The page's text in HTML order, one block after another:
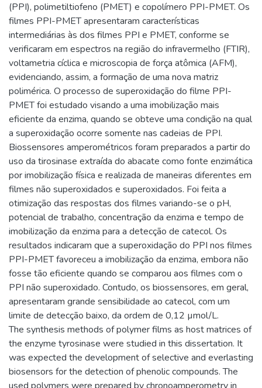
(PPI), polimetiltiofeno (PMET) e copolímero PPI-PMET. Os
filmes PPI-PMET apresentaram características
intermediárias às dos filmes PPI e PMET, conforme se
verificaram em espectros na região do infravermelho (FTIR),
voltametria cíclica e microscopia de força atômica (AFM),
evidenciando, assim, a formação de uma nova matriz
polimérica. O processo de superoxidação do filme PPI-
PMET foi estudado visando a uma imobilização mais
eficiente da enzima, quando se obteve uma condição na qual
a superoxidação ocorre somente nas cadeias de PPI.
Biossensores amperométricos foram preparados a partir do
uso da tirosinase extraída do abacate como fonte enzimática
por imobilização física e realizada de maneiras diferentes em
filmes não superoxidados e superoxidados. Foi feita a
otimização das respostas dos filmes variando-se o pH,
potencial de trabalho, concentração da enzima e tempo de
imobilização da enzima para a detecção de catecol. Os
resultados indicaram que a superoxidação do PPI nos filmes
PPI-PMET favoreceu a imobilização da enzima, embora não
fosse tão eficiente quando se comparou aos filmes com o
PPI não superoxidado. Contudo, os biossensores, em geral,
apresentaram grande sensibilidade ao catecol, com um
limite de detecção baixo, da ordem de 0,12 µmol/L.
The synthesis methods of polymer films as host matrices of
the enzyme tyrosinase were studied in this dissertation. It
was expected the development of selective and everlasting
biosensors for the detection of phenolic compounds. The